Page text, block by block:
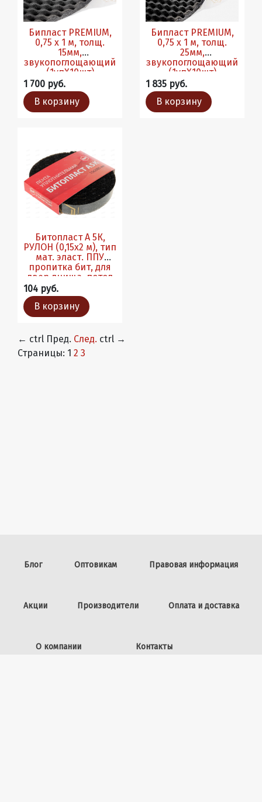
Бипласт PREMIUM,
0,75 х 1 м, толщ.
15мм,
звукопоглощающий
(1упХ10шт)
1 700 руб.
В корзину
Бипласт PREMIUM,
0,75 х 1 м, толщ.
25мм,
звукопоглощающий
(1упХ10шт)
1 835 руб.
В корзину
Битопласт А 5К,
РУЛОН (0,15х2 м), тип
мат. эласт. ППУ
пропитка бит, для
двер днища. потол
104 руб.
В корзину
← ctrl Пред. След. ctrl →
Страницы: 1 2 3
Блог Оптовикам Правовая информация
Акции Производители Оплата и доставка
О компании Контакты